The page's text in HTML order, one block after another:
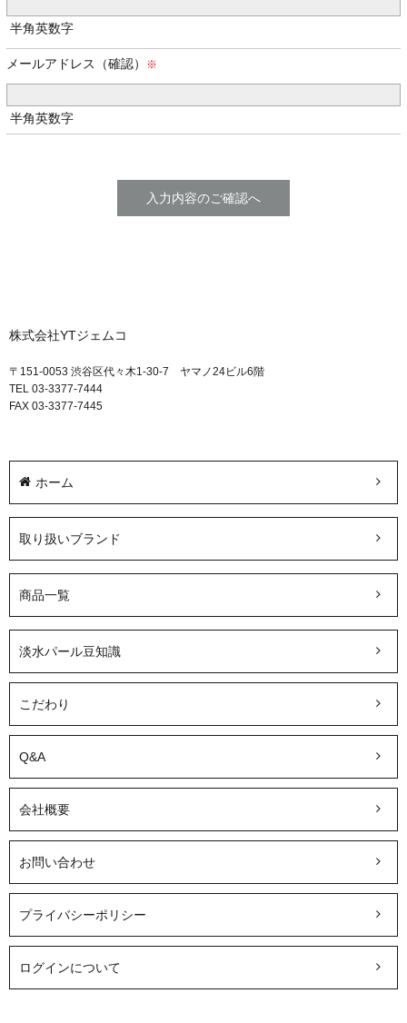
半角英数字
メールアドレス（確認）
半角英数字
株式会社YTジェムコ
〒151-0053 渋谷区代々木1-30-7 ヤマノ24ビル6階
TEL 03-3377-7444
FAX 03-3377-7445
ホーム
取り扱いブランド
商品一覧
淡水パール豆知識
こだわり
Q&A
会社概要
お問い合わせ
プライバシーポリシー
ログインについて